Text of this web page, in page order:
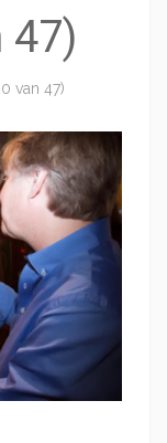
47)
van 47)